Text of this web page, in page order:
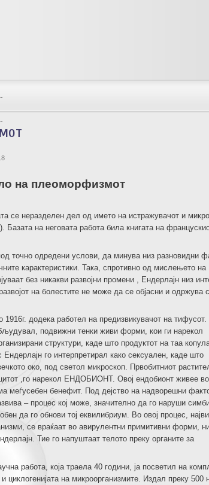
на плеоморфизмот
се неразделен дел од името на истражувачот и
на неговата работа била книгата на
точно одредени услови, да минува низ разновидни
карактеристики. Така, спротивно од мислењето на
без никакви развојни промени , Ендерлајн низ
на болестите не може да се објасни и одржува
додека работел на предизвикувачот на тифусот.
подвижни тенки живи форми, кои ги нарекол
структури, каде што продуктот на таа
го интерпретирал како сексуален, каде што
око, под светол микроскоп. Првобитниот
,го нарекол ЕНДОБИОНТ. Овој ендобионт живее во
меѓусебен бенефит. Под дејство на надворешни
– процес кој може, значително да го наруши
да го обнови тој еквилибриум. Во овој процес,
се враќаат во авирулентни примитивни форми,
Тие го напуштаат телото преку органите за
работа, која траела 40 години, ја посветил на
на микроорганизмите. Издал преку 500